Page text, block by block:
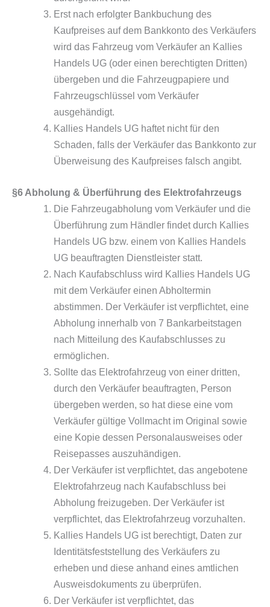
Erst nach erfolgter Bankbuchung des
Kaufpreises auf dem Bankkonto des Verkäufers
wird das Fahrzeug vom Verkäufer an Kallies
Handels UG (oder einen berechtigten Dritten)
übergeben und die Fahrzeugpapiere und
Fahrzeugschlüssel vom Verkäufer
ausgehändigt.
Kallies Handels UG haftet nicht für den
Schaden, falls der Verkäufer das Bankkonto zur
Überweisung des Kaufpreises falsch angibt.
§6 Abholung & Überführung des Elektrofahrzeugs
Die Fahrzeugabholung vom Verkäufer und die
Überführung zum Händler findet durch Kallies
Handels UG bzw. einem von Kallies Handels
UG beauftragten Dienstleister statt.
Nach Kaufabschluss wird Kallies Handels UG
mit dem Verkäufer einen Abholtermin
abstimmen. Der Verkäufer ist verpflichtet, eine
Abholung innerhalb von 7 Bankarbeitstagen
nach Mitteilung des Kaufabschlusses zu
ermöglichen.
Sollte das Elektrofahrzeug von einer dritten,
durch den Verkäufer beauftragten, Person
übergeben werden, so hat diese eine vom
Verkäufer gültige Vollmacht im Original sowie
eine Kopie dessen Personalausweises oder
Reisepasses auszuhändigen.
Der Verkäufer ist verpflichtet, das angebotene
Elektrofahrzeug nach Kaufabschluss bei
Abholung freizugeben. Der Verkäufer ist
verpflichtet, das Elektrofahrzeug vorzuhalten.
Kallies Handels UG ist berechtigt, Daten zur
Identitätsfeststellung des Verkäufers zu
erheben und diese anhand eines amtlichen
Ausweisdokuments zu überprüfen.
Der Verkäufer ist verpflichtet, das